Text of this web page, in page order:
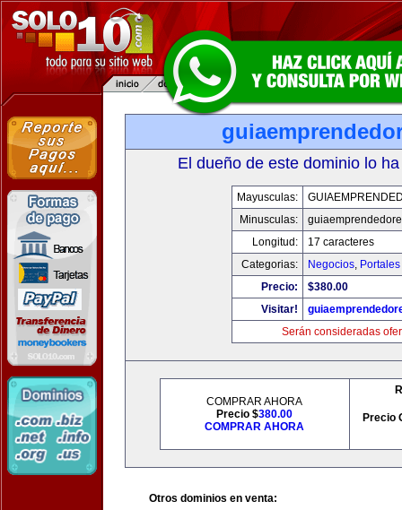
El dueño de este dominio lo
Mayusculas:
Minusculas:
Longitud:
17 caracteres
Categorias:
Negocios, Portales
Precio:
$380.00
Visitar!
Serán consideradas
COMPRAR AHORA
Precio $380.00
COMPRAR AHORA
Precio
Otros dominios en venta: